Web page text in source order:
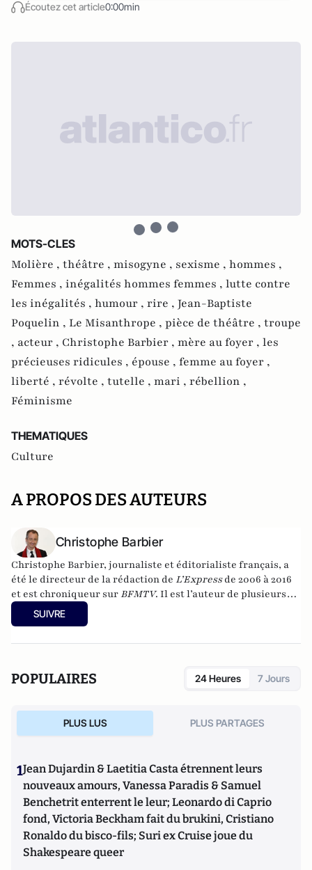
Écoutez cet article0:00min
MOTS-CLES
Molière , théâtre , misogyne , sexisme , hommes ,
Femmes , inégalités hommes femmes , lutte contre
les inégalités , humour , rire , Jean-Baptiste
Poquelin , Le Misanthrope , pièce de théâtre , troupe
, acteur , Christophe Barbier , mère au foyer , les
précieuses ridicules , épouse , femme au foyer ,
liberté , révolte , tutelle , mari , rébellion ,
Féminisme
THEMATIQUES
Culture
A PROPOS DES AUTEURS
Christophe Barbier
Christophe Barbier, journaliste et éditorialiste français, a
été le directeur de la rédaction de L’Expressde 2006 à 2016
et est chroniqueur sur BFMTV. Il est l’auteur de plusieurs
essais politiques et d’un
(2015).
SUIVRE
POPULAIRES 24 Heures 7 Jours
PLUS LUS PLUS PARTAGES
1Jean Dujardin & Laetitia Casta étrennent leurs
nouveaux amours, Vanessa Paradis & Samuel
Benchetrit enterrent le leur; Leonardo di Caprio
fond, Victoria Beckham fait du brukini, Cristiano
Ronaldo du bisco-fils; Suri ex Cruise joue du
Shakespeare queer